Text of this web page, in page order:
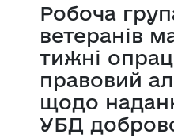
Робоча
ветеранів
тижні
правовий
щодо
УБД